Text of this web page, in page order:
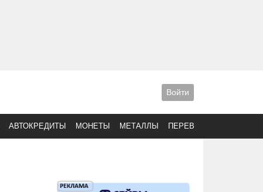
Войти
АВТОКРЕДИТЫ МОНЕТЫ МЕТАЛЛЫ ПЕРЕВОДЫ